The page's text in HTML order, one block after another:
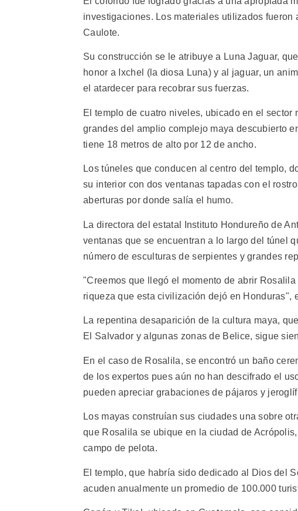
investigaciones. Los materiales utilizados
Caulote.
Su construcción se le atribuye a Luna Jaguar,
honor a Ixchel (la diosa Luna) y al jaguar, un
el atardecer para recobrar sus fuerzas.
El templo de cuatro niveles, ubicado en el
grandes del amplio complejo maya descubierto
tiene 18 metros de alto por 12 de ancho.
Los túneles que conducen al centro del templo,
su interior con dos ventanas tapadas con el
aberturas por donde salía el humo.
La directora del estatal Instituto Hondureño de
ventanas que se encuentran a lo largo del túnel
número de esculturas de serpientes y grandes
"Creemos que llegó el momento de abrir
riqueza que esta civilización dejó en Honduras",
La repentina desaparición de la cultura maya,
El Salvador y algunas zonas de Belice, sigue
En el caso de Rosalila, se encontró un baño
de los expertos pues aún no han descifrado el
pueden apreciar grabaciones de pájaros y
Los mayas construían sus ciudades una sobre
que Rosalila se ubique en la ciudad de
campo de pelota.
El templo, que habría sido dedicado al Dios del
acuden anualmente un promedio de 100.000